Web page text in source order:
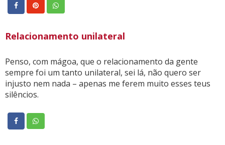
Relacionamento unilateral
Penso, com mágoa, que o relacionamento da gente
sempre foi um tanto unilateral, sei lá, não quero ser
injusto nem nada – apenas me ferem muito esses teus
silêncios.